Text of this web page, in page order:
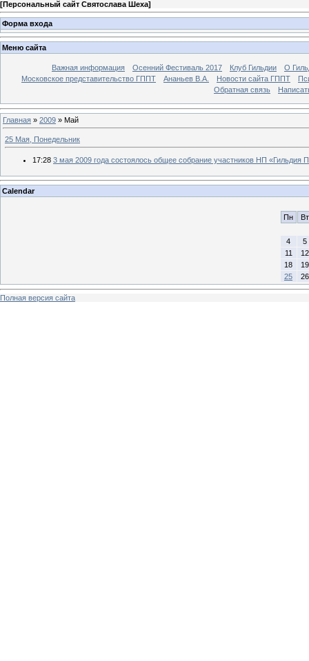
[Персональный сайт Святослава Шеха]
Форма входа
Меню сайта
Важная информация Осенний Фестиваль 2017 Клуб Гильдии
О
Московское представительство ГППТ
Ананьев В.А. Новости сайта ГППТ
Обратная связь
Главная » 2009 » Май
25 Мая, Понедельник
17:28 3 мая 2009 года состоялось общее собрание участников НП «Гильдия
Calendar
Пн Вт
4
5
11
12
18
19
25
26
Полная версия сайта